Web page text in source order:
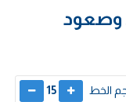
وصعود
الخط 15